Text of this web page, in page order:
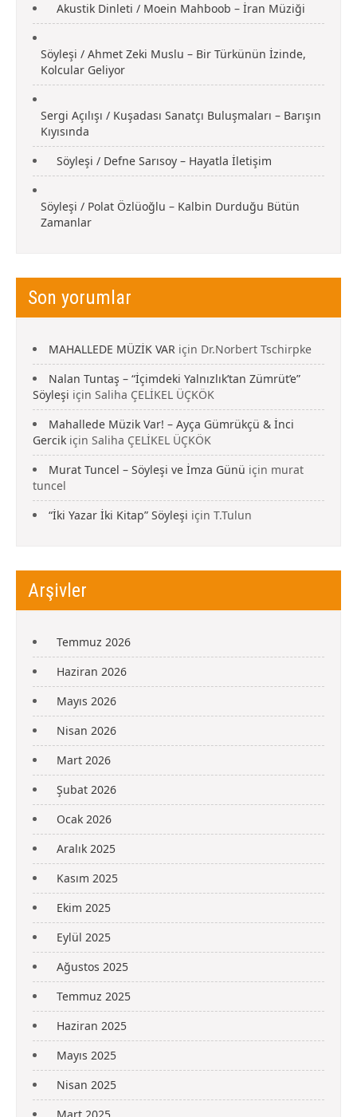
Akustik Dinleti / Moein Mahboob – İran Müziği
Söyleşi / Ahmet Zeki Muslu – Bir Türkünün İzinde,
Kolcular Geliyor
Sergi Açılışı / Kuşadası Sanatçı Buluşmaları – Barışın
Kıyısında
Söyleşi / Defne Sarısoy – Hayatla İletişim
Söyleşi / Polat Özlüoğlu – Kalbin Durduğu Bütün
Zamanlar
Son yorumlar
MAHALLEDE MÜZİK VAR için Dr.Norbert Tschirpke
Nalan Tuntaş – “İçimdeki Yalnızlık’tan Zümrüt’e”
Söyleşi için Saliha ÇELİKEL ÜÇKÖK
Mahallede Müzik Var! – Ayça Gümrükçü & İnci
Gercik için Saliha ÇELİKEL ÜÇKÖK
Murat Tuncel – Söyleşi ve İmza Günü için murat
tuncel
“İki Yazar İki Kitap” Söyleşi için T.Tulun
Arşivler
Temmuz 2026
Haziran 2026
Mayıs 2026
Nisan 2026
Mart 2026
Şubat 2026
Ocak 2026
Aralık 2025
Kasım 2025
Ekim 2025
Eylül 2025
Ağustos 2025
Temmuz 2025
Haziran 2025
Mayıs 2025
Nisan 2025